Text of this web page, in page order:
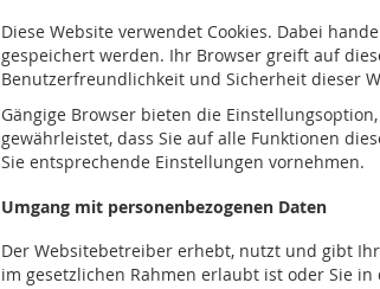
Diese Website verwendet Cookies. Dabei
gespeichert werden. Ihr Browser greift auf
Benutzerfreundlichkeit und Sicherheit dieser
Gängige Browser bieten die
gewährleistet, dass Sie auf alle Funktionen
Sie entsprechende Einstellungen vornehmen.
Umgang mit personenbezogenen Daten
Der Websitebetreiber erhebt, nutzt und gibt
im gesetzlichen Rahmen erlaubt ist oder Sie